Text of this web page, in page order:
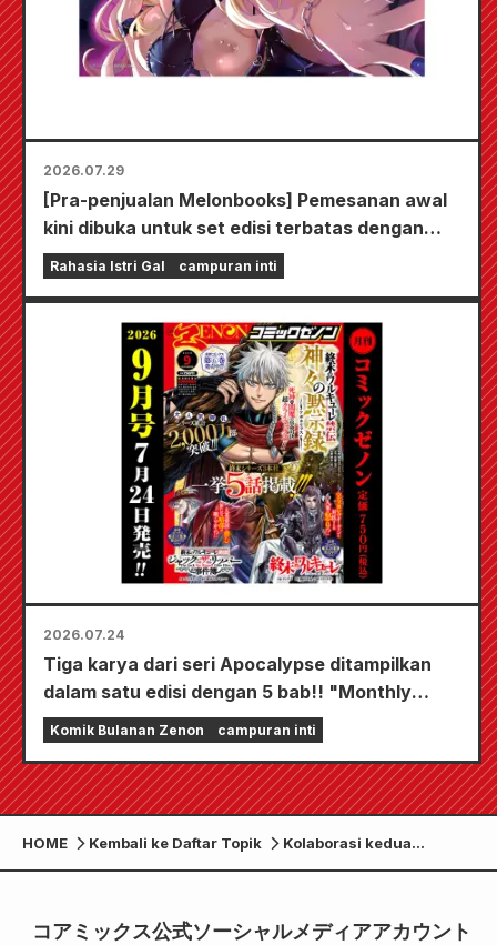
2026.07.29
[Pra-penjualan Melonbooks] Pemesanan awal
kini dibuka untuk set edisi terbatas dengan
playmat spesial yang menampilkan ilustrasi
Fuyuki Tojo yang sangat indah karya Kudou!
Volume 6 terbaru dari "The Secret of the Gal
Bride" dijadwalkan rilis pada 20 Oktober!
Rahasia Istri Gal campuran inti
2026.07.24
Tiga karya dari seri Apocalypse ditampilkan
dalam satu edisi dengan 5 bab!! "Monthly
Comic Zenon edisi September 2026" akan
mulai dijual pada tanggal 24 Juli!!
Komik Bulanan Zenon campuran inti
HOME Kembali ke Daftar Topik
Kolaborasi kedua
Kalung Colantotte TAO α
コアミックス公式ソーシャルメディアアカウント